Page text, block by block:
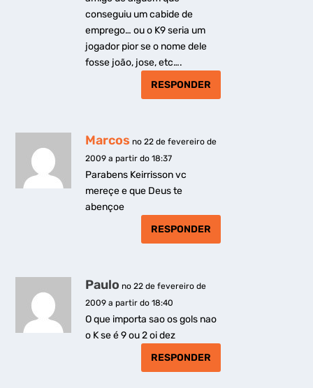
conseguiu um cabide de
emprego… ou o K9 seria um
jogador pior se o nome dele
fosse joão, jose, etc….
RESPONDER
Marcos no 22 de fevereiro de
2009 a partir do 18:37
Parabens Keirrisson vc
mereçe e que Deus te
abençoe
RESPONDER
Paulo no 22 de fevereiro de
2009 a partir do 18:40
O que importa sao os gols nao
o K se é 9 ou 2 oi dez
RESPONDER